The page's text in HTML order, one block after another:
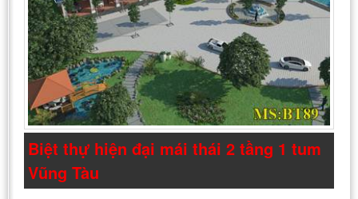
Biệt thự hiện đại mái thái 2 tầng 1 tum
Vũng Tàu